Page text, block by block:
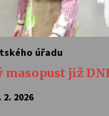
koncerty ve
22. 7. 2026
17. 7. 2026
úřadu
již
2026